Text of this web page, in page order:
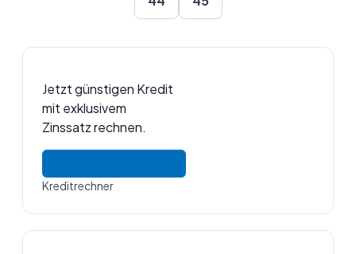
Jetzt günstigen Kredit
mit exklusivem
Zinssatz rechnen.
Kreditrechner